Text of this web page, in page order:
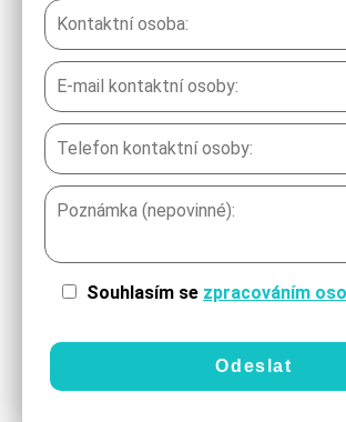
Souhlasím se zpracováním